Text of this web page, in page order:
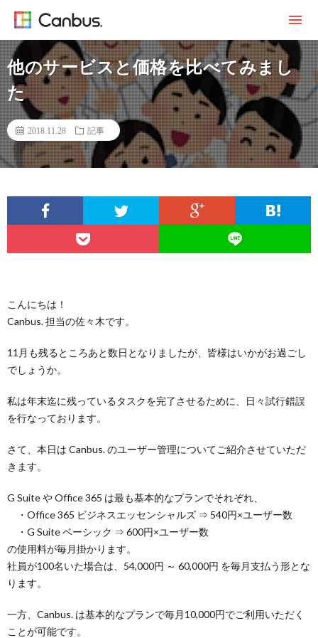
他のサービスと価格を比べてみまし
た
2018.11.28 記事
こんにちは！
Canbus. 担当の佐々木です。
11月も残るところあと数日となりましたが、皆様はいかがお過ごし
でしょうか。
私は年末迄に残っているタスクを完了させるために、日々試行錯誤
を行なっております。
さて、本日は Canbus. のユーザー管理についてご紹介させていただ
きます。
G Suite や Office 365 は最も基本的なプランでそれぞれ、
・Office 365 ビジネスエッセンシャルズ ⇒ 540円×ユーザー数
・G Suite ベーシック ⇒ 600円×ユーザー数
の使用料が毎月掛かります。
社員が100名いた場合は、54,000円 ～ 60,000円 を毎月支払う形とな
ります。
一方、Canbus. は基本的なプランで毎月10,000円でご利用いただく
ことが可能です。